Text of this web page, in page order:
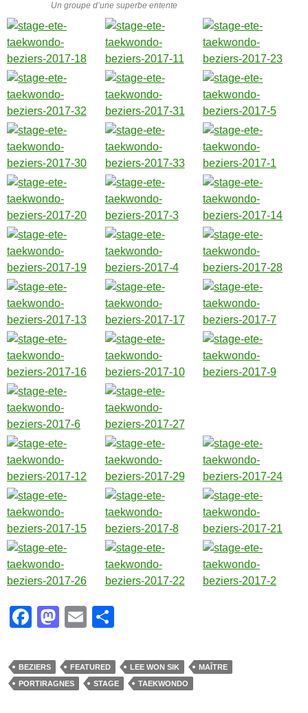
Un groupe d’une superbe entente
F
c
e
M
st
o
E
ail ta
g
BEZIERS FEATURED LEE WON SIK
MAÎTRE
PORTIRAGNES
STAGE TAEKWONDO